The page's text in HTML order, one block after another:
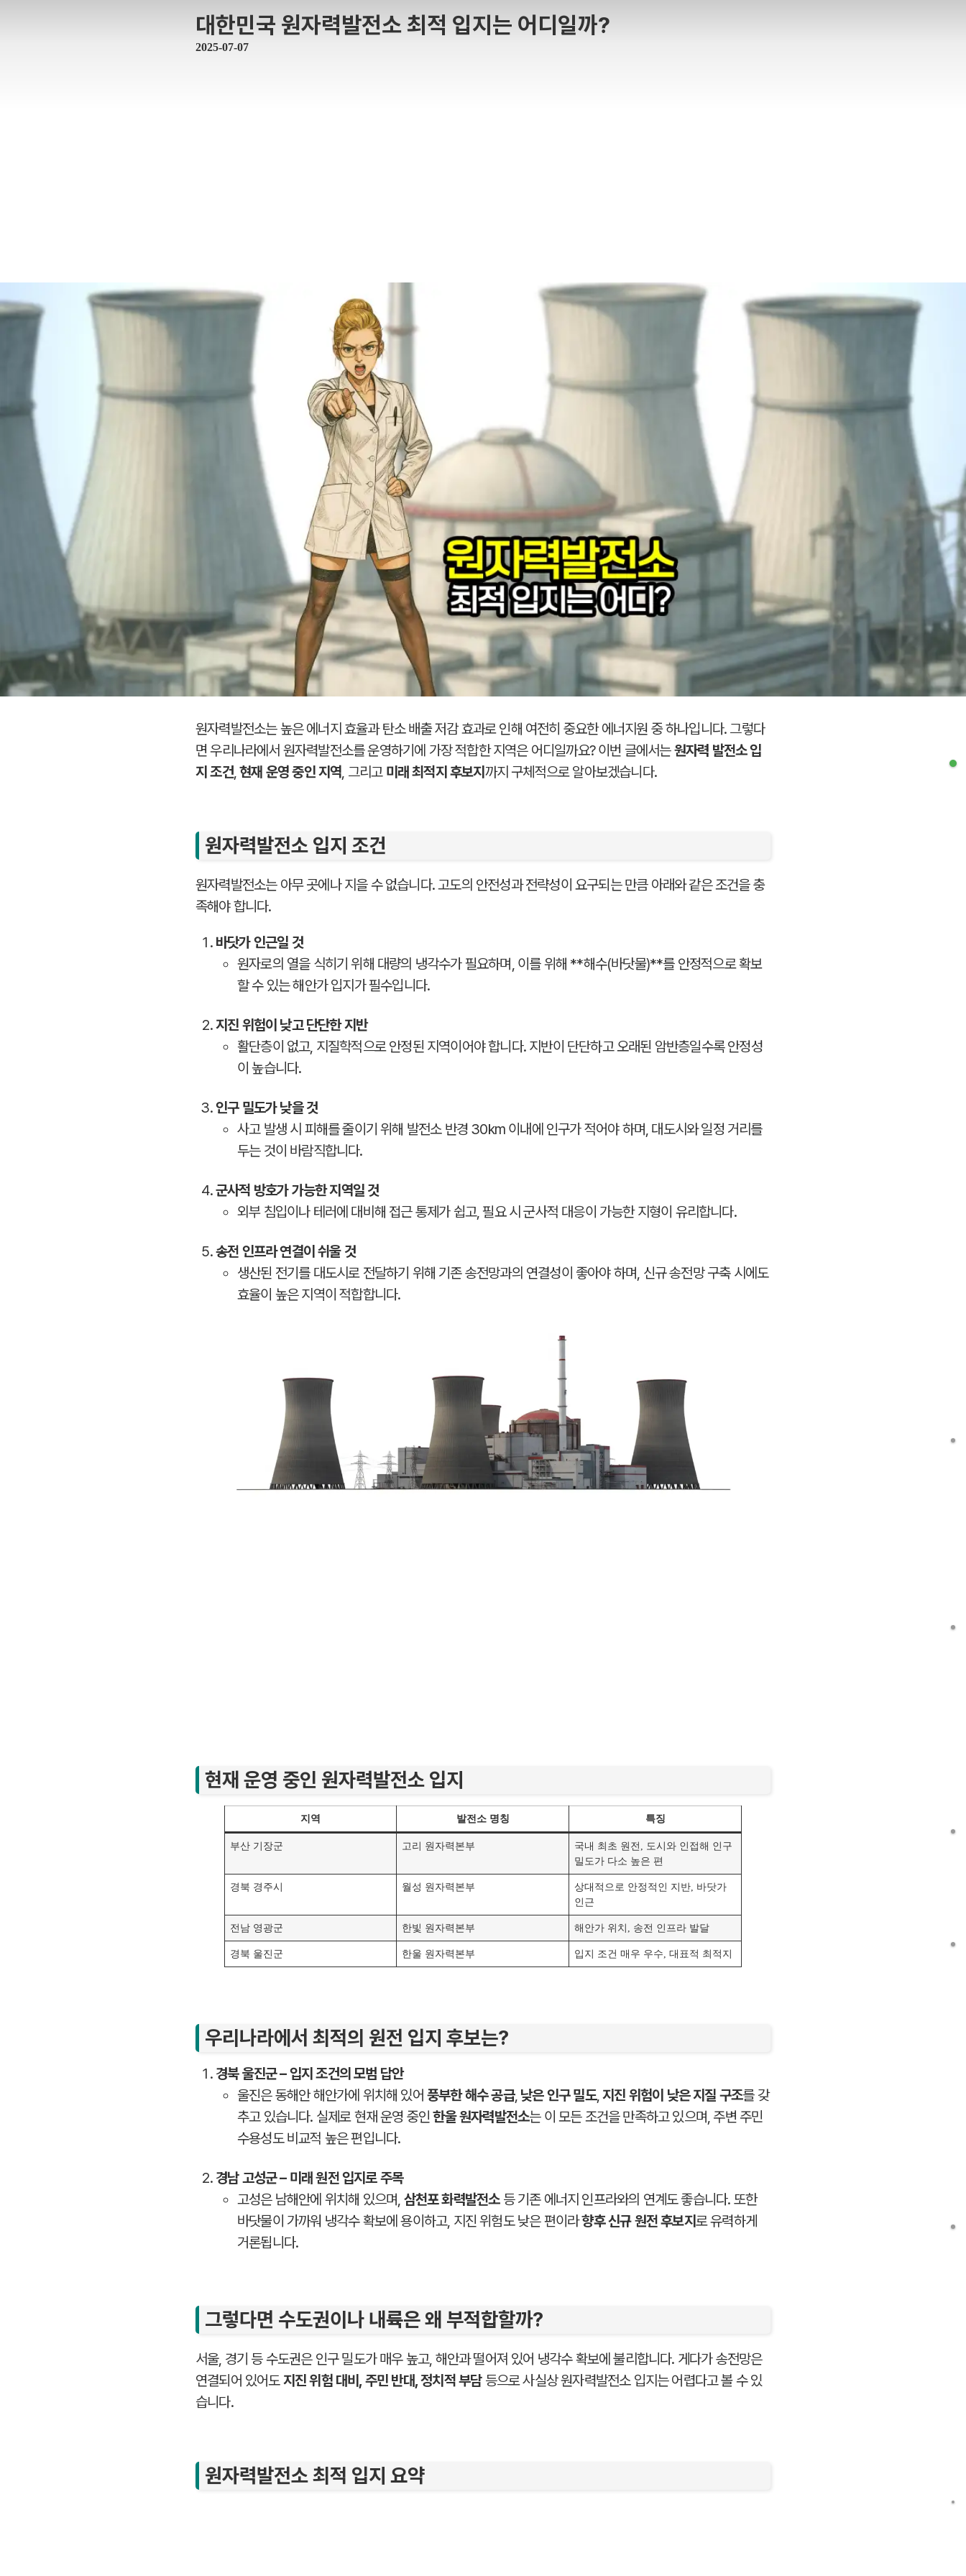
대한민국 원자력발전소 최적 입지는 어디일까?
2025-07-07
원자력발전소는 높은 에너지 효율과 탄소 배출 저감 효과로 인해 여전히 중요한 에너지원 중 하나입니다. 그렇다
면 우리나라에서 원자력발전소를 운영하기에 가장 적합한 지역은 어디일까요? 이번 글에서는원자력 발전소 입
지 조건,현재 운영 중인 지역 , 그리고 미래 최적지 후보지 까지 구체적으로 알아보겠습니다.
원자력발전소 입지 조건
원자력발전소는 아무 곳에나 지을 수 없습니다. 고도의 안전성과 전략성이 요구되는 만큼 아래와 같은 조건을 충
족해야 합니다.
바닷가 인근일 것
원자로의 열을 식히기 위해 대량의 냉각수가 필요하며, 이를 위해 **해수(바닷물)**를 안정적으로 확보
할 수 있는 해안가 입지가 필수입니다.
지진 위험이 낮고 단단한 지반
활단층이 없고, 지질학적으로 안정된 지역이어야 합니다. 지반이 단단하고 오래된 암반층일수록 안정성
이 높습니다.
인구 밀도가 낮을 것
사고 발생 시 피해를 줄이기 위해 발전소 반경 30km 이내에 인구가 적어야 하며, 대도시와 일정 거리를
두는 것이 바람직합니다.
군사적 방호가 가능한 지역일 것
외부 침입이나 테러에 대비해 접근 통제가 쉽고, 필요 시 군사적 대응이 가능한 지형이 유리합니다.
송전 인프라 연결이 쉬울 것
생산된 전기를 대도시로 전달하기 위해 기존 송전망과의 연결성이 좋아야 하며, 신규 송전망 구축 시에도
효율이 높은 지역이 적합합니다.
현재 운영 중인 원자력발전소 입지
지역 발전소 명칭 특징
부산 기장군 고리 원자력본부
국내 최초 원전, 도시와 인접해 인구
밀도가 다소 높은 편
경북 경주시 월성 원자력본부
상대적으로 안정적인 지반, 바닷가
인근
전남 영광군 한빛 원자력본부 해안가 위치, 송전 인프라 발달
경북 울진군 한울 원자력본부 입지 조건 매우 우수, 대표적 최적지
우리나라에서 최적의 원전 입지 후보는?
경북 울진군 – 입지 조건의 모범 답안
울진은 동해안 해안가에 위치해 있어 풍부한 해수 공급, 낮은 인구 밀도,지진 위험이 낮은 지질 구조를 갖
추고 있습니다. 실제로 현재 운영 중인한울 원자력발전소는 이 모든 조건을 만족하고 있으며, 주변 주민
수용성도 비교적 높은 편입니다.
경남 고성군 – 미래 원전 입지로 주목
고성은 남해안에 위치해 있으며, 삼천포 화력발전소등 기존 에너지 인프라와의 연계도 좋습니다. 또한
바닷물이 가까워 냉각수 확보에 용이하고, 지진 위험도 낮은 편이라향후 신규 원전 후보지로 유력하게
거론됩니다.
그렇다면 수도권이나 내륙은 왜 부적합할까?
서울, 경기 등 수도권은 인구 밀도가 매우 높고, 해안과 떨어져 있어 냉각수 확보에 불리합니다. 게다가 송전망은
연결되어 있어도지진 위험 대비, 주민 반대, 정치적 부담등으로 사실상 원자력발전소 입지는 어렵다고 볼 수 있
습니다.
원자력발전소 최적 입지 요약